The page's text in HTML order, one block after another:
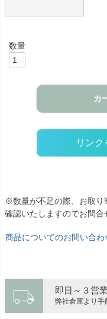
カ
※数量が不足の際、お取り
確認いたしますのでお問合
商品についてのお問い合わ
local_shipping 即日～３営
弊社倉庫より手